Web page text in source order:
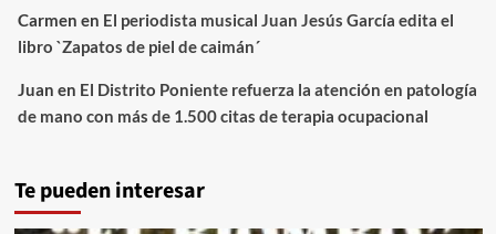
Carmen en El periodista musical Juan Jesús García edita el
libro `Zapatos de piel de caimán´
Juan en El Distrito Poniente refuerza la atención en patología
de mano con más de 1.500 citas de terapia ocupacional
Te pueden interesar